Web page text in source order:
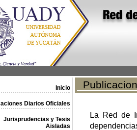
Inicio
Diarios Oficiales
Jurisprudencias y Tesis
Aisladas
La Red de